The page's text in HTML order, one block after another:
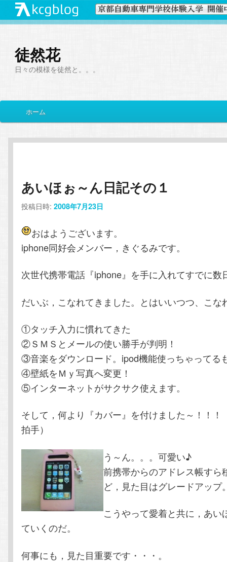
徒然花
日々の模様を徒然と。。。
イ
メ
イ
コ
ン
テ
移
動
サ
ブ
ン
テ
ン
動
ホーム
あいほぉ～ん日記その１
投稿日時:2008年7月23日
おはようございます。
iphone同好会メンバー，きぐるみです。
次世代携帯電話『iphone』を手に入れてすでに数
だいぶ，こなれてきました。とはいいつつ、こな
①タッチ入力に慣れてきた
②ＳＭＳとメールの使い勝手が判明！
③音楽をダウンロード。ipod機能使っちゃってる
④壁紙をＭｙ写真へ変更！
⑤インターネットがサクサク使えます。
そして，何より『カバー』を付けました～！！！
拍手）
う～ん。。。可愛い♪
前携帯からのアドレス帳すら
ど，見た目はグレードアップ
こうやって愛着と共に，あい
ていくのだ。
何事にも，見た目重要です・・・。